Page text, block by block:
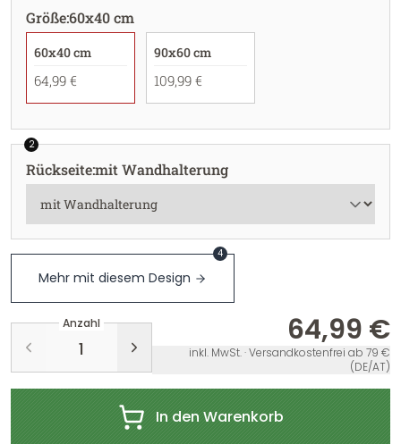
Größe:60x40 cm
60x40 cm
64,99 €
90x60 cm
109,99 €
2
Rückseite:mit Wandhalterung
Mehr mit diesem Design
4
Anzahl 64,99 €
inkl. MwSt. · Versandkostenfrei ab 79 €
(DE/AT)
In den Warenkorb